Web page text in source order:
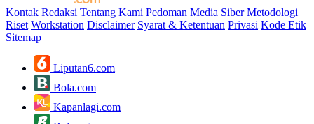
Kontak Redaksi Tentang Kami Pedoman Media Siber Metodologi
Riset Workstation Disclaimer Syarat & Ketentuan Privasi Kode Etik
Sitemap
Liputan6.com
Bola.com
Kapanlagi.com